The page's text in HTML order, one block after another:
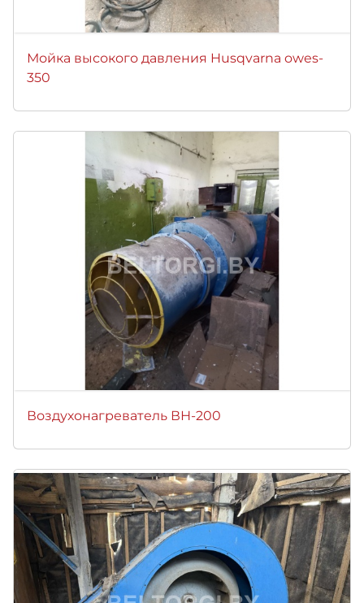
Мойка высокого давления Husqvarna owes-
350
Воздухонагреватель ВН-200